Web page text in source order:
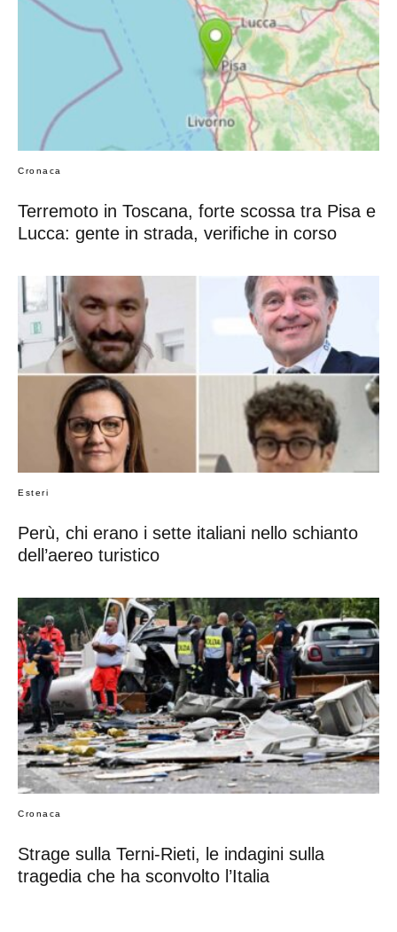
Cronaca
Terremoto in Toscana, forte scossa tra Pisa e
Lucca: gente in strada, verifiche in corso
Esteri
Perù, chi erano i sette italiani nello schianto
dell’aereo turistico
Cronaca
Strage sulla Terni-Rieti, le indagini sulla
tragedia che ha sconvolto l’Italia